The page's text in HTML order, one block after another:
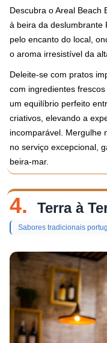
Descubra o Areal Beach
à beira da deslumbrante
pelo encanto do local,
o aroma irresistível da
Deleite-se com pratos
com ingredientes
um equilíbrio perfeito
criativos, elevando a
incomparável. Mergulhe
no serviço excepcional,
beira-mar.
4. Terra à
Sabores tradicionais